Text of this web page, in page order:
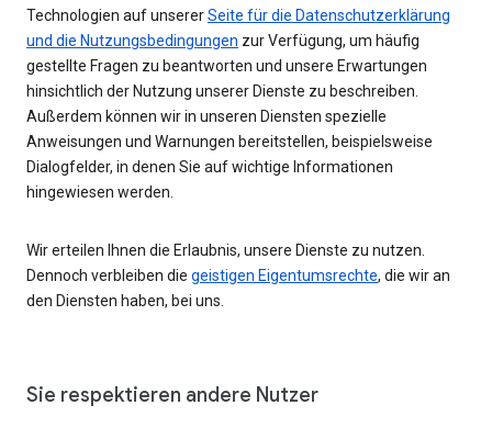
Technologien auf unsererSeite für die Datenschutzerklärung
und die Nutzungsbedingungen zur Verfügung, um häufig
gestellte Fragen zu beantworten und unsere Erwartungen
hinsichtlich der Nutzung unserer Dienste zu beschreiben.
Außerdem können wir in unseren Diensten spezielle
Anweisungen und Warnungen bereitstellen, beispielsweise
Dialogfelder, in denen Sie auf wichtige Informationen
hingewiesen werden.
Wir erteilen Ihnen die Erlaubnis, unsere Dienste zu nutzen.
Dennoch verbleiben die geistigen Eigentumsrechte, die wir an
den Diensten haben, bei uns.
Sie respektieren andere Nutzer